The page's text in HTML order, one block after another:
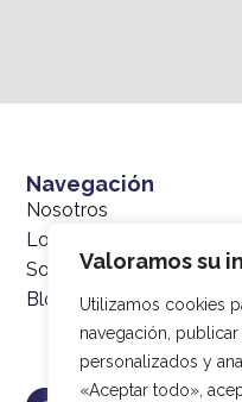
Valoramos su
Utilizamos cookies
navegación,
personalizados y
«Aceptar todo»,
Navegación
Nosotros
Lo que hacemos
Sostenibilidad
Blog